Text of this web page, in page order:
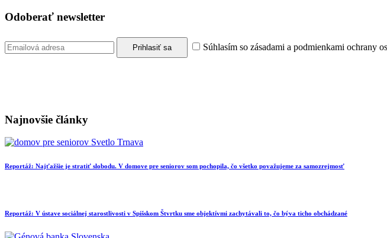
Odoberať newsletter
Súhlasím so zásadami a podmienkami ochrany
Najnovšie články
Reportáž: Najťažšie je stratiť slobodu. V domove pre seniorov som pochopila, čo všetko považujeme za samozrejmosť
Reportáž: V ústave sociálnej starostlivosti v Spišskom Štvrtku sme objektívmi zachytávali to, čo býva ticho obchádzané